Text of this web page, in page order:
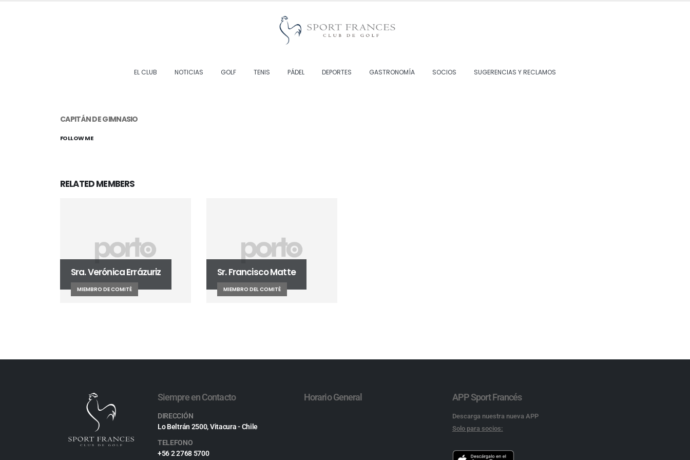
EL CLUB NOTICIAS GOLF TENIS PÁDEL DEPORTES GASTRONOMÍA SOCIOS SUGERENCIAS Y RECLAMOS
CAPITÁN DE GIMNASIO
FOLLOW ME
RELATEDMEMBERS
Sra. Verónica Errázuriz
MIEMBRO DE COMITÉ
Sr. Francisco Matte
MIEMBRO DEL COMITÉ
Siempre en Contacto
DIRECCIÓN
Lo Beltrán 2500, Vitacura - Chile
TELEFONO
+56 2 2768 5700
Horario General APP Sport Francés
Descarga nuestra nueva APP
Solo para socios: